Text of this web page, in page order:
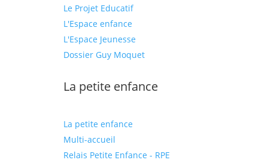
Le Projet Educatif
L'Espace enfance
L'Espace Jeunesse
Dossier Guy Moquet
La petite enfance
La petite enfance
Multi-accueil
Relais Petite Enfance - RPE